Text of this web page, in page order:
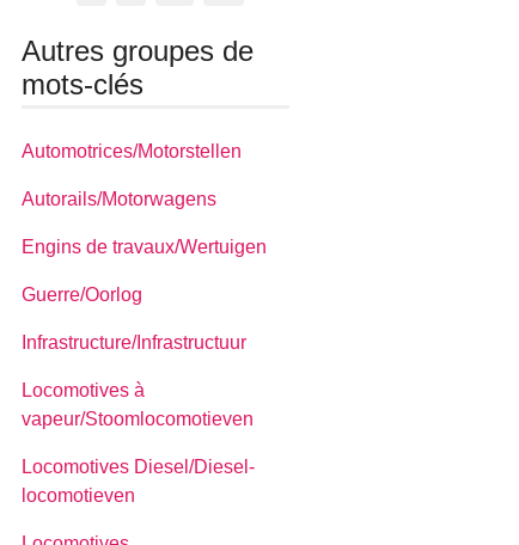
Autres groupes de
mots-clés
Automotrices/Motorstellen
Autorails/Motorwagens
Engins de travaux/Wertuigen
Guerre/Oorlog
Infrastructure/Infrastructuur
Locomotives à
vapeur/Stoomlocomotieven
Locomotives Diesel/Diesel-
locomotieven